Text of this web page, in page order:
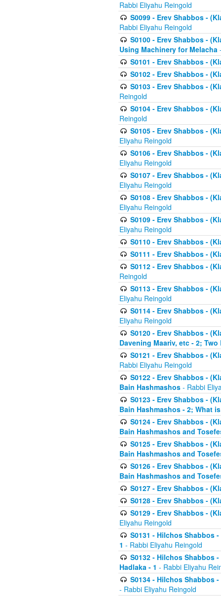
Rabbi Eliyahu Reingold
S0099 - Erev Shabbos -
Rabbi Eliyahu Reingold
S0100 - Erev Shabbos -
Using Machinery for Melacha
S0101 - Erev Shabbos -
S0102 - Erev Shabbos -
S0103 - Erev Shabbos -
Reingold
S0104 - Erev Shabbos -
Reingold
S0105 - Erev Shabbos -
Eliyahu Reingold
S0106 - Erev Shabbos -
Eliyahu Reingold
S0107 - Erev Shabbos -
Eliyahu Reingold
S0108 - Erev Shabbos -
Eliyahu Reingold
S0109 - Erev Shabbos -
Eliyahu Reingold
S0110 - Erev Shabbos -
S0111 - Erev Shabbos -
S0112 - Erev Shabbos -
Reingold
S0113 - Erev Shabbos -
Eliyahu Reingold
S0114 - Erev Shabbos -
Eliyahu Reingold
S0120 - Erev Shabbos -
Davening Maariv, etc - 2;
S0121 - Erev Shabbos -
Rabbi Eliyahu Reingold
S0122 - Erev Shabbos -
Bain Hashmashos - Rabbi
S0123 - Erev Shabbos -
Bain Hashmashos - 2; What
S0124 - Erev Shabbos -
Bain Hashmashos and
S0125 - Erev Shabbos -
Bain Hashmashos and
S0126 - Erev Shabbos -
Bain Hashmashos and
S0127 - Erev Shabbos -
S0128 - Erev Shabbos -
S0129 - Erev Shabbos -
Eliyahu Reingold
S0131 - Hilchos Shabbos
1 - Rabbi Eliyahu Reingold
S0132 - Hilchos Shabbos
Hadlaka - 1 - Rabbi Eliyahu
S0134 - Hilchos Shabbos
- Rabbi Eliyahu Reingold